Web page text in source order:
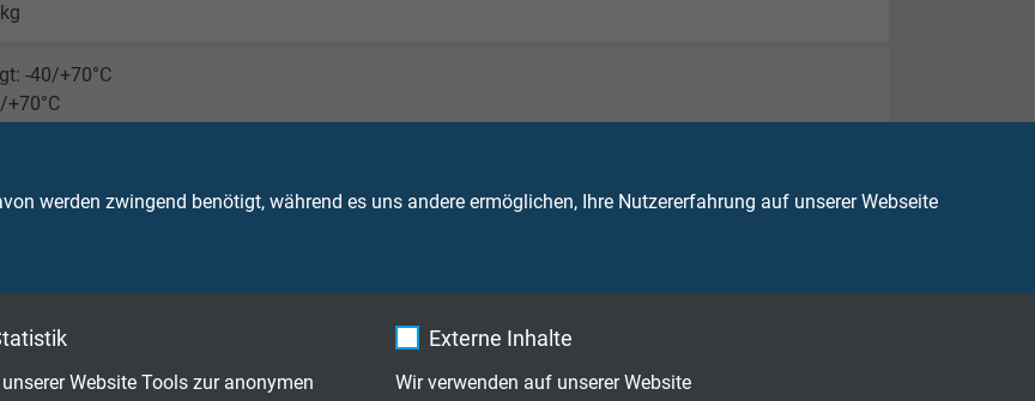
werden zwingend benötigt, während es uns andere ermöglichen, Ihre Nutzererfahrung auf unserer Webseite
Website Tools zur anonymen
Externe Inhalte
Wir verwenden auf unserer Website
-40/+70°C
+70°C
Daten" -Chemische Beständigkeit